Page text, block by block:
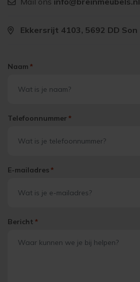
Ekkersrijt 4103, 5692 DD Son
Naam *
Telefoonnummer *
E-mailadres *
Bericht *